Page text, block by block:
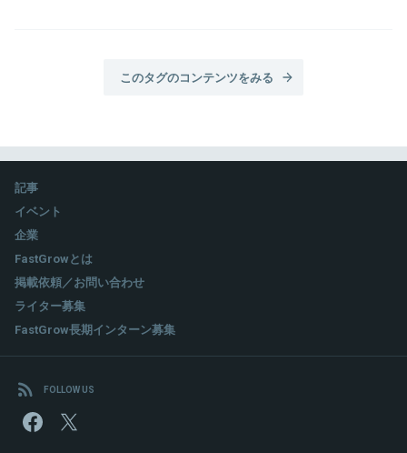
このタグのコンテンツをみる
記事
イベント
企業
FastGrowとは
掲載依頼／お問い合わせ
ライター募集
FastGrow長期インターン募集
FOLLOW US